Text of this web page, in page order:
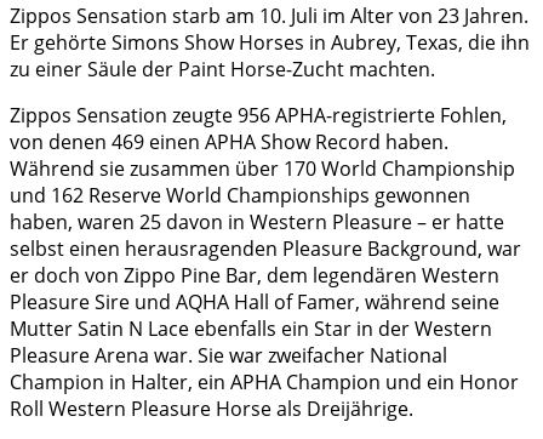
Zippos Sensation starb am 10. Juli im Alter von 23 Jahren.
Er gehörte Simons Show Horses in Aubrey, Texas, die ihn
zu einer Säule der Paint Horse-Zucht machten.
Zippos Sensation zeugte 956 APHA-registrierte Fohlen,
von denen 469 einen APHA Show Record haben.
Während sie zusammen über 170 World Championship
und 162 Reserve World Championships gewonnen
haben, waren 25 davon in Western Pleasure – er hatte
selbst einen herausragenden Pleasure Background, war
er doch von Zippo Pine Bar, dem legendären Western
Pleasure Sire und AQHA Hall of Famer, während seine
Mutter Satin N Lace ebenfalls ein Star in der We­stern
Pleasure Arena war. Sie war zweifacher National
Champion in Halter, ein APHA Champion und ein Honor
Roll Western Pleasure Horse als Dreijährige.